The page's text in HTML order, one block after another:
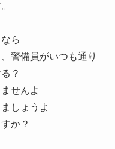
ら
警備員がいつも通り
？
せんよ
しょうよ
か？